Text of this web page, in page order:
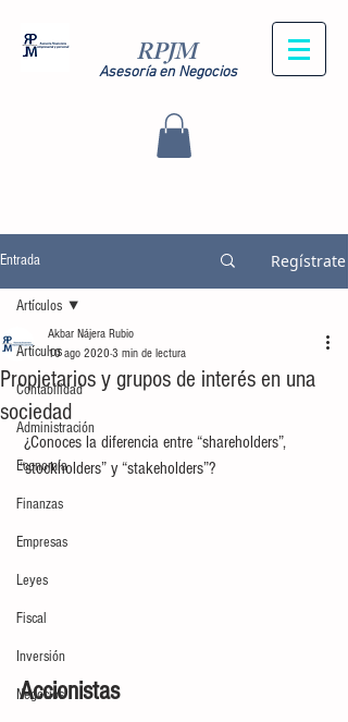
RPJM
Asesoría en Negocios
Entrada Regístrate
Artículos
Contabilidad
Administración
Economía
Finanzas
Empresas
Leyes
Fiscal
Inversión
Negocios
Artículos
Propietarios y grupos de interés en una
sociedad
Akbar Nájera Rubio
10 ago 2020 3 min de lectura
“stockholders” y “stakeholders”?
Accionistas